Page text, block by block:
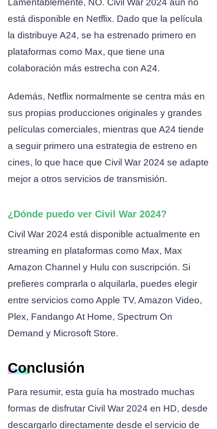
Lamentablemente, NO. Civil War 2024 aún no
está disponible en Netflix. Dado que la película
la distribuye A24, se ha estrenado primero en
plataformas como Max, que tiene una
colaboración más estrecha con A24.
Además, Netflix normalmente se centra más en
sus propias producciones originales y grandes
películas comerciales, mientras que A24 tiende
a seguir primero una estrategia de estreno en
cines, lo que hace que Civil War 2024 se adapte
mejor a otros servicios de transmisión.
¿Dónde puedo ver Civil War 2024?
Civil War 2024 está disponible actualmente en
streaming en plataformas como Max, Max
Amazon Channel y Hulu con suscripción. Si
prefieres comprarla o alquilarla, puedes elegir
entre servicios como Apple TV, Amazon Video,
Plex, Fandango At Home, Spectrum On
Demand y Microsoft Store.
Conclusión
Para resumir, esta guía ha mostrado muchas
formas de disfrutar Civil War 2024 en HD, desde
descargarlo directamente desde el servicio de